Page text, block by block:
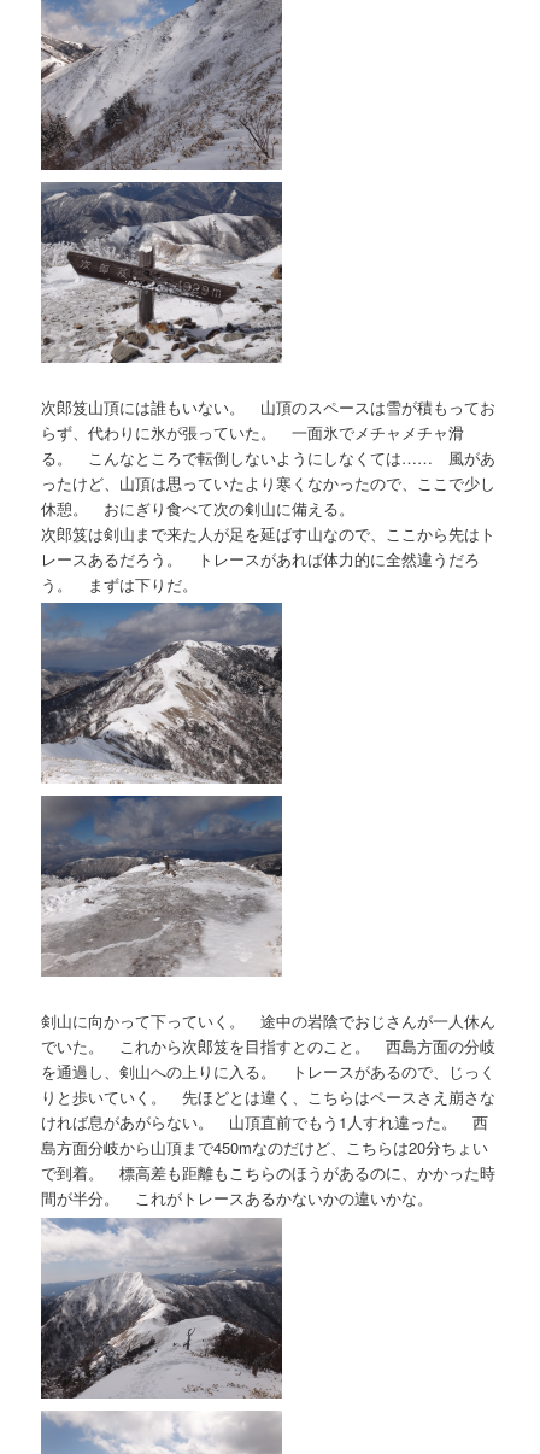
次郎笈山頂には誰もいない。 山頂のスペースは雪が積もってお
らず、代わりに氷が張っていた。 一面氷でメチャメチャ滑
る。 こんなところで転倒しないようにしなくては…… 風があ
ったけど、山頂は思っていたより寒くなかったので、ここで少し
休憩。 おにぎり食べて次の剣山に備える。
次郎笈は剣山まで来た人が足を延ばす山なので、ここから先はト
レースあるだろう。 トレースがあれば体力的に全然違うだろ
う。 まずは下りだ。
剣山に向かって下っていく。 途中の岩陰でおじさんが一人休ん
でいた。 これから次郎笈を目指すとのこと。 西島方面の分岐
を通過し、剣山への上りに入る。 トレースがあるので、じっく
りと歩いていく。 先ほどとは違く、こちらはペースさえ崩さな
ければ息があがらない。 山頂直前でもう1人すれ違った。 西
島方面分岐から山頂まで450mなのだけど、こちらは20分ちょい
で到着。 標高差も距離もこちらのほうがあるのに、かかった時
間が半分。 これがトレースあるかないかの違いかな。